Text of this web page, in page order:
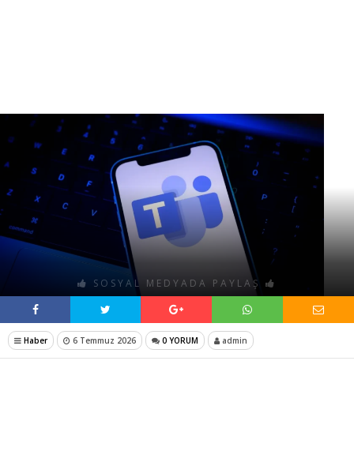
SOSYAL MEDYADA PAYLAŞ
Haber 6 Temmuz 2026 0 YORUM admin